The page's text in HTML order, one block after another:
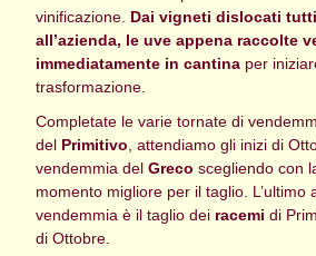
vinificazione. Dai vigneti dislocati
all’azienda, le uve appena raccolte
immediatamente in cantina per
trasformazione.
Completate le varie tornate di
del Primitivo, attendiamo gli inizi di
vendemmia delGreco scegliendo con
momento migliore per il taglio. L’ultimo
vendemmia è il taglio dei racemi di
di Ottobre.